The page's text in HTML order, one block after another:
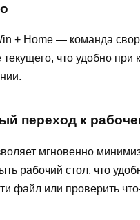
+ Home — команда
текущего, что удобно при
переход к
мгновенно
рабочий стол, что
файл или проверить